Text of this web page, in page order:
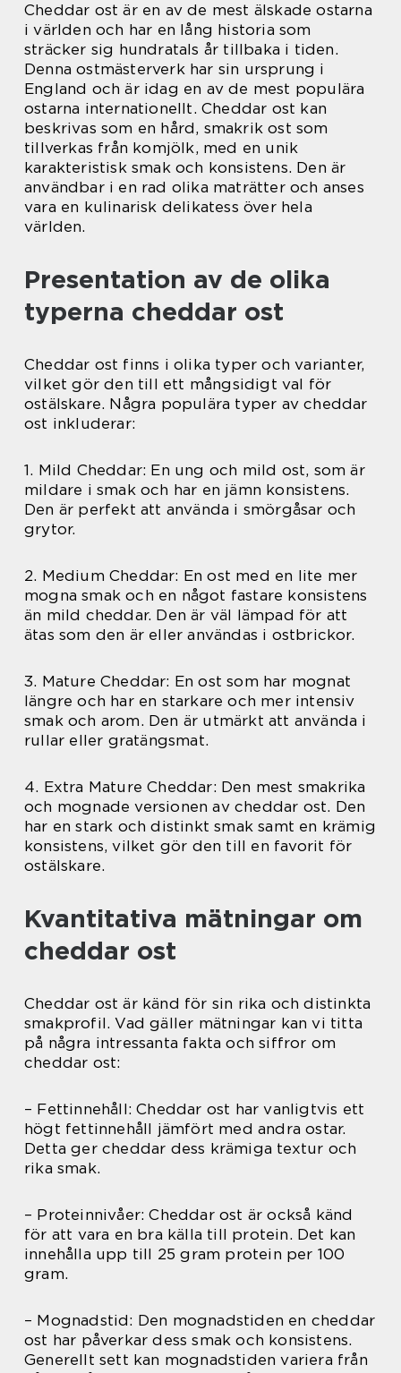
Cheddar ost är en av de mest älskade ostarna
i världen och har en lång historia som
sträcker sig hundratals år tillbaka i tiden.
Denna ostmästerverk har sin ursprung i
England och är idag en av de mest populära
ostarna internationellt. Cheddar ost kan
beskrivas som en hård, smakrik ost som
tillverkas från komjölk, med en unik
karakteristisk smak och konsistens. Den är
användbar i en rad olika maträtter och anses
vara en kulinarisk delikatess över hela
världen.
Presentation av de olika
typerna cheddar ost
Cheddar ost finns i olika typer och varianter,
vilket gör den till ett mångsidigt val för
ostälskare. Några populära typer av cheddar
ost inkluderar:
1. Mild Cheddar: En ung och mild ost, som är
mildare i smak och har en jämn konsistens.
Den är perfekt att använda i smörgåsar och
grytor.
2. Medium Cheddar: En ost med en lite mer
mogna smak och en något fastare konsistens
än mild cheddar. Den är väl lämpad för att
ätas som den är eller användas i ostbrickor.
3. Mature Cheddar: En ost som har mognat
längre och har en starkare och mer intensiv
smak och arom. Den är utmärkt att använda i
rullar eller gratängsmat.
4. Extra Mature Cheddar: Den mest smakrika
och mognade versionen av cheddar ost. Den
har en stark och distinkt smak samt en krämig
konsistens, vilket gör den till en favorit för
ostälskare.
Kvantitativa mätningar om
cheddar ost
Cheddar ost är känd för sin rika och distinkta
smakprofil. Vad gäller mätningar kan vi titta
på några intressanta fakta och siffror om
cheddar ost:
– Fettinnehåll: Cheddar ost har vanligtvis ett
högt fettinnehåll jämfört med andra ostar.
Detta ger cheddar dess krämiga textur och
rika smak.
– Proteinnivåer: Cheddar ost är också känd
för att vara en bra källa till protein. Det kan
innehålla upp till 25 gram protein per 100
gram.
– Mognadstid: Den mognadstiden en cheddar
ost har påverkar dess smak och konsistens.
Generellt sett kan mognadstiden variera från